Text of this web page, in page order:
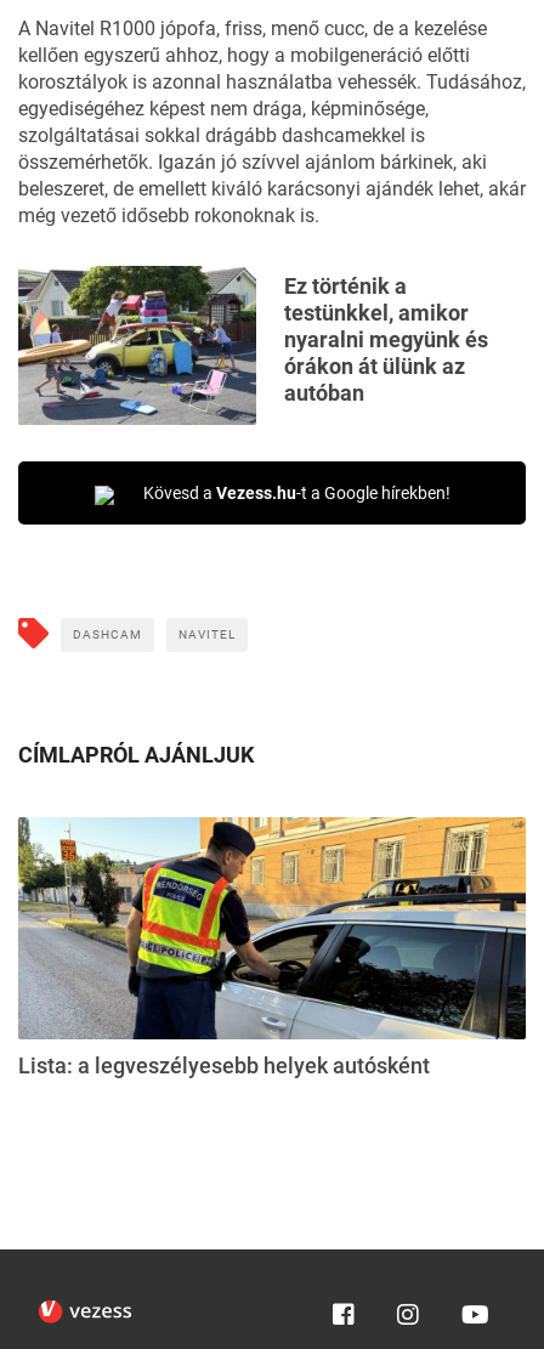
A Navitel R1000 jópofa, friss, menő cucc, de a kezelése
kellően egyszerű ahhoz, hogy a mobilgeneráció előtti
korosztályok is azonnal használatba vehessék. Tudásához,
egyediségéhez képest nem drága, képminősége,
szolgáltatásai sokkal drágább dashcamekkel is
összemérhetők. Igazán jó szívvel ajánlom bárkinek, aki
beleszeret, de emellett kiváló karácsonyi ajándék lehet, akár
még vezető idősebb rokonoknak is.
Ez történik a
testünkkel, amikor
nyaralni megyünk és
órákon át ülünk az
autóban
Kövesd a Vezess.hu-t a Google hírekben!
DASHCAM NAVITEL
CÍMLAPRÓL AJÁNLJUK
Lista: a legveszélyesebb helyek autósként